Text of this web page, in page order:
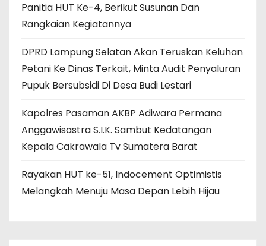
Panitia HUT Ke-4, Berikut Susunan Dan
Rangkaian Kegiatannya
DPRD Lampung Selatan Akan Teruskan Keluhan
Petani Ke Dinas Terkait, Minta Audit Penyaluran
Pupuk Bersubsidi Di Desa Budi Lestari
Kapolres Pasaman AKBP Adiwara Permana
Anggawisastra S.I.K. Sambut Kedatangan
Kepala Cakrawala Tv Sumatera Barat
Rayakan HUT ke-51, Indocement Optimistis
Melangkah Menuju Masa Depan Lebih Hijau